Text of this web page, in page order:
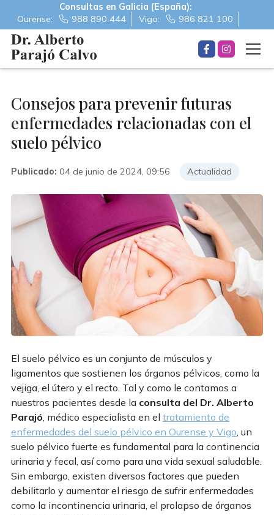
Consultas en Galicia (España):
Ourense:
988 890 444 Vigo: 986 821 100
Consejos para prevenir futuras
enfermedades relacionadas con el
suelo pélvico
Publicado: 04 de junio de 2024, 09:56 Actualidad
El suelo pélvico es un conjunto de músculos y
ligamentos que sostienen los órganos pélvicos, como la
vejiga, el útero y el recto. Tal y como le contamos a
nuestros pacientes desde la consulta del Dr. Alberto
Parajó , médico especialista en el tratamiento de
enfermedades del suelo pélvico en Ourense y Vigo , un
suelo pélvico fuerte es fundamental para la continencia
urinaria y fecal, así como para una vida sexual saludable.
Sin embargo, existen diversos factores que pueden
debilitarlo y aumentar el riesgo de sufrir enfermedades
como la incontinencia urinaria, el prolapso de órganos